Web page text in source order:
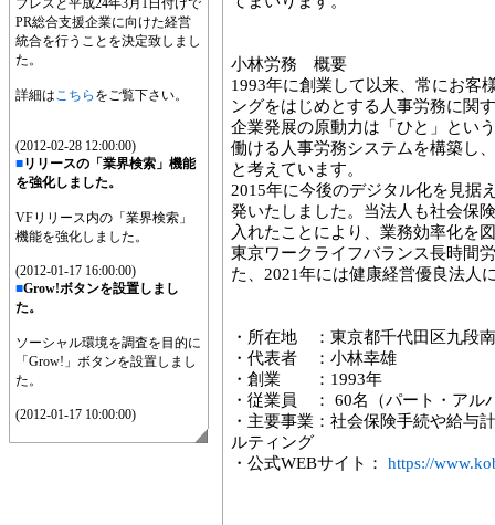
プレスと平成24年3月1日付けで
PR総合支援企業に向けた経営
統合を行うことを決定致しまし
た。
詳細はこちら をご覧下さい。
(2012-02-28 12:00:00)
■リリースの「業界検索」機能
を強化しました。
VFリリース内の「業界検索」
機能を強化しました。
(2012-01-17 16:00:00)
■Grow!ボタンを設置しまし
た。
ソーシャル環境を調査を目的に
「Grow!」ボタンを設置しまし
た。
(2012-01-17 10:00:00)
小林労務 概要
1993年に創業して以来、常にお客
ングをはじめとする人事労務に関
企業発展の原動力は「ひと」とい
働ける人事労務システムを構築し
と考えています。
2015年に今後のデジタル化を見据
発いたしました。当法人も社会保
入れたことにより、業務効率化を
東京ワークライフバランス長時間
た、2021年には健康経営優良法人
・所在地 ：東京都千代田区九段
・代表者 ：小林幸雄
・創業 ：1993年
・従業員 ： 60名（パート・アル
・主要事業：社会保険手続や給与
ルティング
・公式WEBサイト： https://